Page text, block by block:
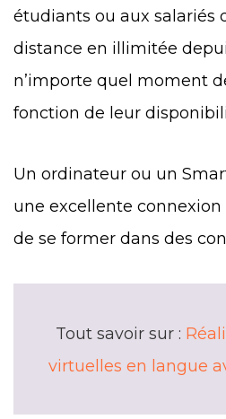
étudiants ou aux salariés
distance en illimitée
n’importe quel moment
fonction de leur
Un ordinateur ou un
une excellente
de se former dans des
Tout savoir sur :
virtuelles en langue